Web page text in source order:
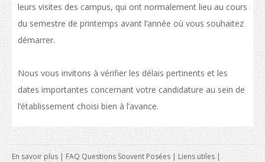
Afrique
Poursuivre vos études à Hong Kong
Travailler à Hong Kong
leurs visites des campus, qui ont normalement lieu au cours
du semestre de printemps avant l’année où vous souhaitez
démarrer.
Nous vous invitons à vérifier les délais pertinents et les
dates importantes concernant votre candidature au sein de
l’établissement choisi bien à l’avance.
En savoir plus | FAQ Questions Souvent Posées | Liens utiles |